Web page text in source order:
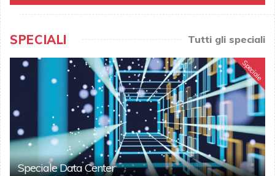
SPECIALI Tutti gli speciali
Speciale
Speciale Data Center